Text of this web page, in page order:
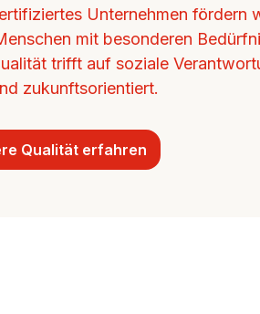
Unternehmen fördern
mit besonderen
trifft auf soziale
zukunftsorientiert.
Qualität erfahren